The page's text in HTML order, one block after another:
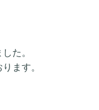
た。
ます。